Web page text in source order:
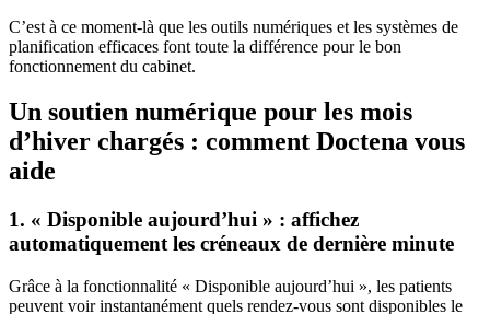
C’est à ce moment-là que les outils numériques et les systèmes de
planification efficaces font toute la différence pour le bon
fonctionnement du cabinet.
Un soutien numérique pour les mois
d’hiver chargés : comment Doctena vous
aide
1. « Disponible aujourd’hui » : affichez
automatiquement les créneaux de dernière minute
Grâce à la fonctionnalité « Disponible aujourd’hui », les patients
peuvent voir instantanément quels rendez-vous sont disponibles le